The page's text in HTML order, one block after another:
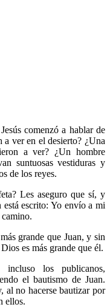
comenzó a hablar de
ver en el desierto? ¿Una
a ver? ¿Un hombre
suntuosas vestiduras y
de los reyes.
Les aseguro que sí, y
escrito: Yo envío a mi
grande que Juan, y sin
es más grande que él.
los publicanos,
el bautismo de Juan.
al no hacerse bautizar por
ellos.